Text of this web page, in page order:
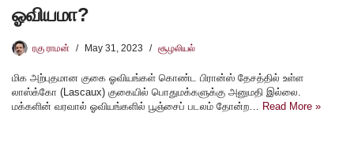
ஓவியமா?
ரகு ராமன் May 31, 2023 சூழலியல்
மிக அற்புதமான குகை ஓவியங்கள் கொண்ட பிரான்ஸ் தேசத்தில் உள்ள
லாஸ்க்கோ (Lascaux) குகையில் பொதுமக்களுக்கு அனுமதி இல்லை.
மக்களின் வரவால் ஓவியங்களில் பூஞ்சைப் படலம் தோன்ற… Read More »